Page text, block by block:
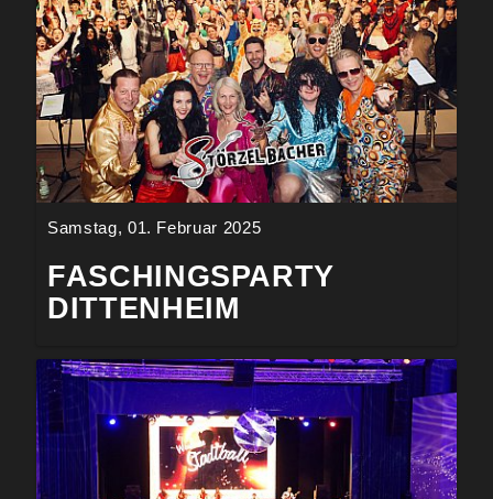
Samstag, 01. Februar 2025
FASCHINGSPARTY
DITTENHEIM